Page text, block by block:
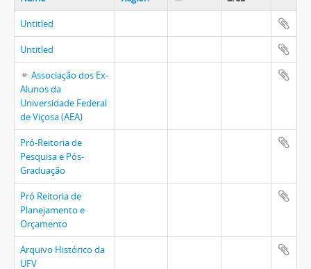
Untitled
Untitled
Associação dos Ex-
Alunos da
Universidade Federal
de Viçosa (AEA)
Pró-Reitoria de
Pesquisa e Pós-
Graduação
Pró Reitoria de
Planejamento e
Orçamento
Arquivo Histórico da
UFV